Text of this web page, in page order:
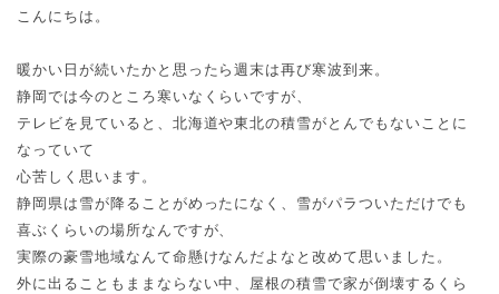
こんにちは。
暖かい日が続いたかと思ったら週末は再び寒波到来。
静岡では今のところ寒いなくらいですが、
テレビを見ていると、北海道や東北の積雪がとんでもないことに
なっていて
心苦しく思います。
静岡県は雪が降ることがめったになく、雪がパラついただけでも
喜ぶくらいの場所なんですが、
実際の豪雪地域なんて命懸けなんだよなと改めて思いました。
外に出ることもままならない中、屋根の積雪で家が倒壊するくら